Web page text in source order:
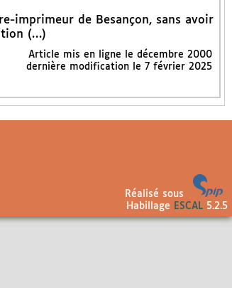
imprimeur de Besançon, sans avoir
(…)
Article mis en ligne le décembre 2000
dernière modification le 7 février 2025
Réalisé sous
Habillage
ESCAL5.2.5